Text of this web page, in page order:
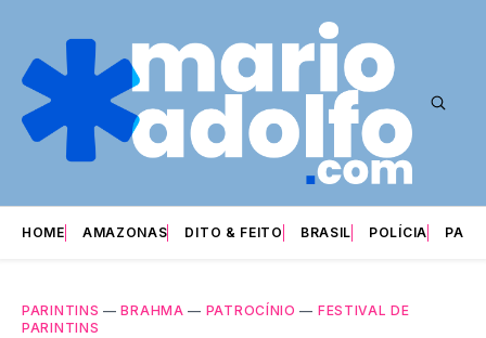
HOME AMAZONAS DITO & FEITO BRASIL POLÍCIA
PARINTINS —BRAHMA — PATROCÍNIO — FESTIVAL DE
PARINTINS